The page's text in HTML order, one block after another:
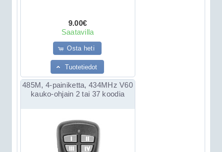
9.00€
Saatavilla
Osta heti
Tuotetiedot
485M, 4-painiketta, 434MHz V60
kauko-ohjain 2 tai 37 koodia